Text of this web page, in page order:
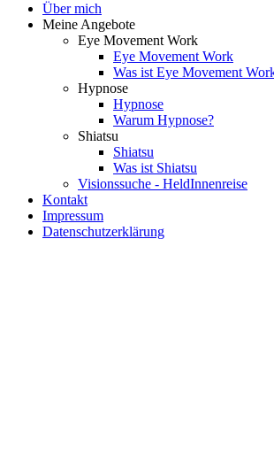
Über mich
Meine Angebote
Eye Movement Work
Eye Movement Work
Was ist Eye Movement
Hypnose
Hypnose
Warum Hypnose?
Shiatsu
Shiatsu
Was ist Shiatsu
Visionssuche - HeldInnenreise
Kontakt
Impressum
Datenschutzerklärung